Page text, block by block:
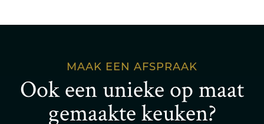
MAAK EEN AFSPRAAK
Ook een unieke op maat
gemaakte keuken?